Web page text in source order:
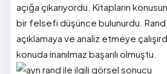
açığa çıkarıyordu. Kitapların
bir felsefi düşünce bulunurdu.
açıklamaya ve analiz etmeye
konuda inanılmaz başarılı olmuştu.